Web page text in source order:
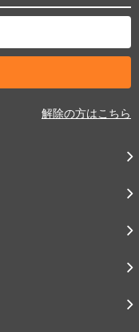
解除の方はこちら